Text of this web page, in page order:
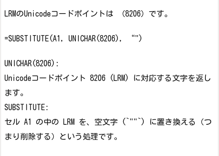
LRMのUnicodeコードポイントは （8206）です。
=SUBSTITUTE(A1, UNICHAR(8206), “")
UNICHAR(8206):
Unicodeコードポイント 8206 (LRM) に対応する文字を返し
ます。
SUBSTITUTE:
セル A1 の中の LRM を、空文字 (`""`) に置き換える（つ
まり削除する）という処理です。